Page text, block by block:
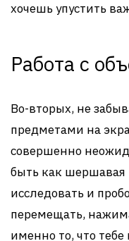
хочешь упустить
Работа с
Во-вторых, не
предметами на
совершенно
быть как шершавая
исследовать и
перемещать,
именно то, что тебе